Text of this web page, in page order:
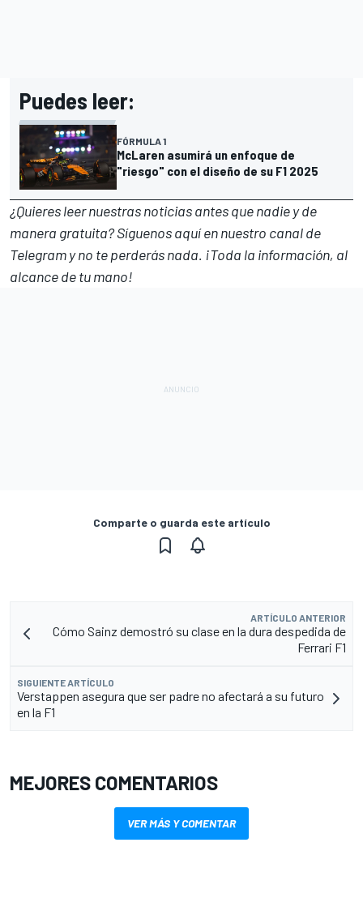
Puedes leer:
FÓRMULA 1
McLaren asumirá un enfoque de
"riesgo" con el diseño de su F1 2025
¿Quieres leer nuestras noticias antes que nadie y de
manera gratuita? Síguenosaquí en nuestro canal de
Telegramy no te perderás nada. ¡Toda la información, al
alcance de tu mano!
Comparte o guarda este artículo
ARTÍCULO ANTERIOR
Cómo Sainz demostró su clase en la dura despedida de
Ferrari F1
SIGUIENTE ARTÍCULO
Verstappen asegura que ser padre no afectará a su futuro
en la F1
MEJORES COMENTARIOS
VER MÁS Y COMENTAR